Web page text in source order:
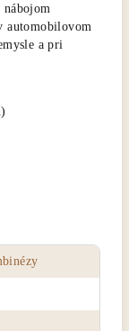
automobilovom
a pri